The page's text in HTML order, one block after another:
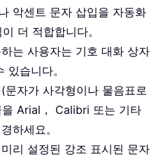
악센트 문자 삽입을 자동화
더 적합합니다。
는 사용자는 기호 대화 상자
습니다。
자가 사각형이나 물음표로
Arial， Calibri 또는 기타
하세요。
리 설정된 강조 표시된 문자